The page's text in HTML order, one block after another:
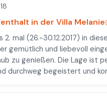
in der Villa Melanie
2. mal (26.-30.12.2017) in
gemütlich und liebevoll
zu genießen. Die Lage ist
durchweg begeistert und